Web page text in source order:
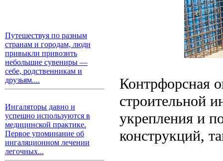
Путешествуя по разным
странам и городам, люди
привыкли привозить
небольшие сувениры —
себе, родственникам и
друзьям....
Ингаляторы давно и
успешно используются в
медицинской практике.
Первое упоминание об
ингаляционном лечении
легочных...
Контрфорсная
строительной
укрепления и
конструкций,